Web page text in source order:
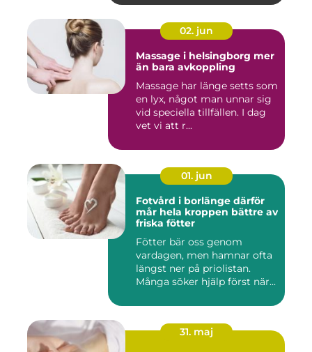
02. jun
Massage i helsingborg mer
än bara avkoppling
Massage har länge setts som
en lyx, något man unnar sig
vid speciella tillfällen. I dag
vet vi att r...
01. jun
Fotvård i borlänge därför
mår hela kroppen bättre av
friska fötter
Fötter bär oss genom
vardagen, men hamnar ofta
längst ner på priolistan.
Många söker hjälp först när...
31. maj